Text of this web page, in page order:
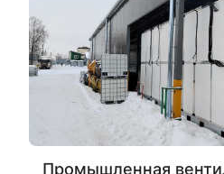
Промышленная